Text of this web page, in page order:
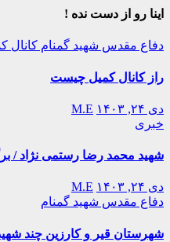
اینا رو از دست نده !
دفاع مقدس شهید گمنام کانال
راز کانال کمیل چیست
دی ۲۴, ۱۴۰۳
M.E
خبری
شهید محمد رضا رستمی نژاد /
دی ۲۴, ۱۴۰۳
M.E
دفاع مقدس شهید گمنام
شهرستان قیر و کارزین چند